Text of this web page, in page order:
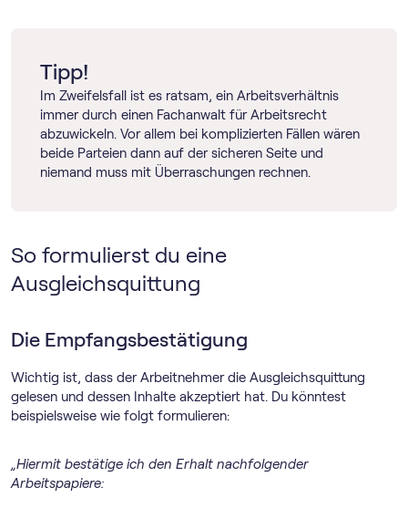
Tipp!
Im Zweifelsfall ist es ratsam, ein Arbeitsverhältnis
immer durch einen Fachanwalt für Arbeitsrecht
abzuwickeln. Vor allem bei komplizierten Fällen wären
beide Parteien dann auf der sicheren Seite und
niemand muss mit Überraschungen rechnen.
So formulierst du eine
Ausgleichsquittung
Die Empfangsbestätigung
Wichtig ist, dass der Arbeitnehmer die Ausgleichsquittung
gelesen und dessen Inhalte akzeptiert hat. Du könntest
beispielsweise wie folgt formulieren:
„Hiermit bestätige ich den Erhalt nachfolgender
Arbeitspapiere: